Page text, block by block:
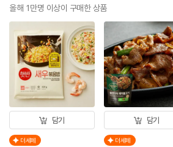
올해 1만명 이상이 구매한 상품
담기
더세페
담기
더세페